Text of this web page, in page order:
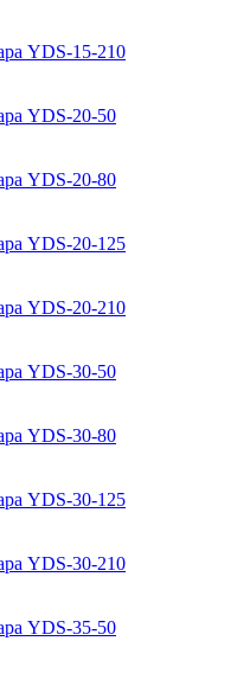
YDS-15-210
YDS-20-50
YDS-20-80
YDS-20-125
YDS-20-210
YDS-30-50
YDS-30-80
YDS-30-125
YDS-30-210
YDS-35-50